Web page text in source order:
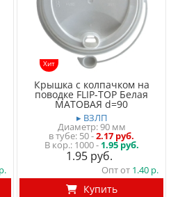
Хит
Крышка с колпачком на
поводке FLIP-TOP Белая
МАТОВАЯ d=90
▸ ВЗЛП
Диаметр: 90 мм
в тубе 50-2.17 руб.
1000 - 1.95 руб.
1.95
Опт от 1.40
Купить